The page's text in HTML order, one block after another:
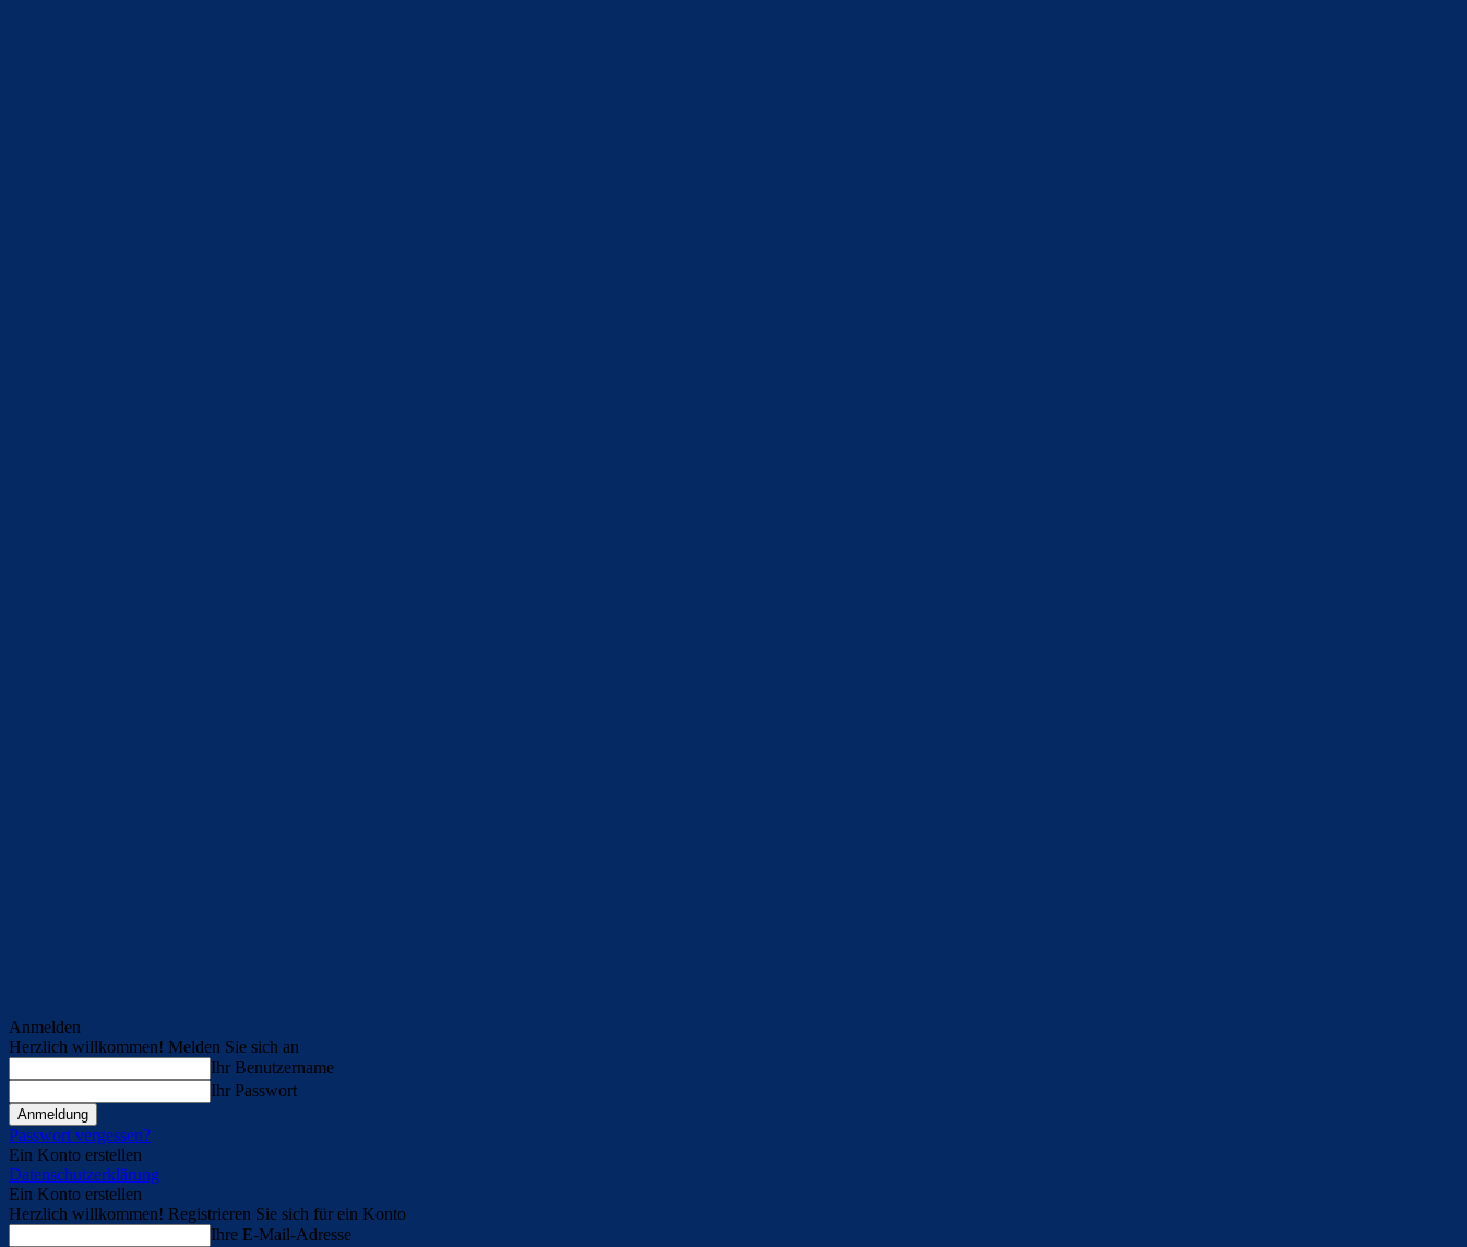
Anmelden
Herzlich willkommen! Melden Sie sich an
Ihr Benutzername
Ihr Passwort
Passwort vergessen?
Ein Konto erstellen
Datenschutzerklärung
Ein Konto erstellen
Herzlich willkommen! Registrieren Sie sich für ein Konto
Ihre E-Mail-Adresse